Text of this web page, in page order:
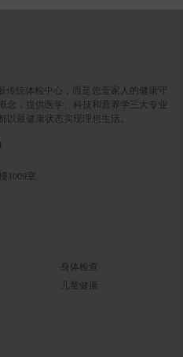
传统体检中心，而是您壹家人的健康守
念，提供医学、科技和营养学三大专业
以最健康状态实现理想生活。
1009室
身体检查
儿童健康